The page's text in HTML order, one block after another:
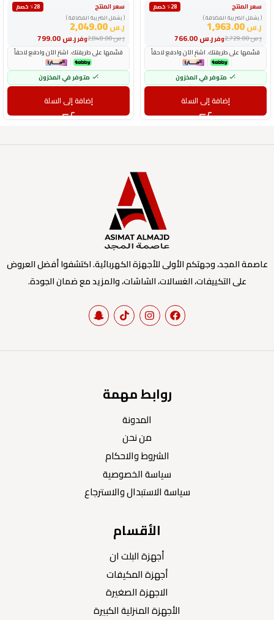
سعر المنتج
٪28 خصم
( يشمل الضريبة المضافة )
ر.س1,963.00
وفرر.س ر.س2,729.00
قسّمها على طريقتك. اشترِ الآن وادفع لاحقاً
متوفر في المخزون
إضافة إلى السلة
سعر المنتج
٪28 خصم
( يشمل الضريبة المضافة )
ر.س2,049.00
وفرر.س ر.س2,848.00
قسّمها على طريقتك. اشترِ الآن وادفع لاحقاً
متوفر في المخزون
إضافة إلى السلة
عاصمة المجد، وجهتكم الأولى للأجهزة الكهربائية. اكتشفوا أفضل العروض
على التكييفات، الغسالات، الشاشات، والمزيد مع ضمان الجودة.
روابط مهمة
المدونة
من نحن
الشروط والاحكام
سياسة الخصوصية
سياسة الاستبدال والاسترجاع
الأقسام
أجهزة البلت ان
أجهزة المكيفات
الاجهزة الصغيرة
الأجهزة المنزلية الكبيرة